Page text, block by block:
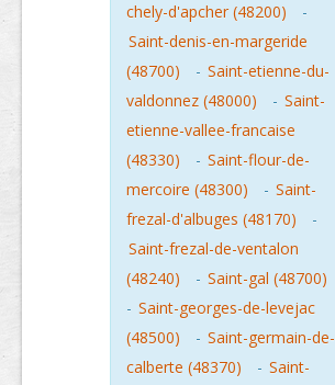
chely-d'apcher (48200)
-
Saint-denis-en-margeride
(48700)
- Saint-etienne-du-
valdonnez (48000)
- Saint-
etienne-vallee-francaise
(48330)
- Saint-flour-de-
mercoire (48300)
- Saint-
frezal-d'albuges (48170)
-
Saint-frezal-de-ventalon
(48240)
- Saint-gal (48700)
- Saint-georges-de-levejac
(48500)
- Saint-germain-de-
calberte (48370)
- Saint-